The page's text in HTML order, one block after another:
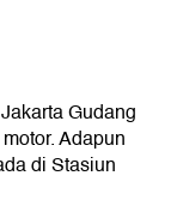
Gudang
Adapun
di Stasiun